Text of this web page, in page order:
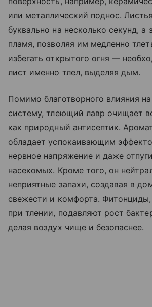
или металлический поднос.
буквально на несколько секунд, а
пламя, позволяя им медленно
избегать открытого огня —
лист именно тлел, выделяя дым.
Помимо благотворного влияния
систему, тлеющий лавр очищает
как природный антисептик.
обладает успокаивающим
нервное напряжение и даже
насекомых. Кроме того, он
неприятные запахи, создавая в
свежести и комфорта.
при тлении, подавляют рост
делая воздух чище и безопаснее.